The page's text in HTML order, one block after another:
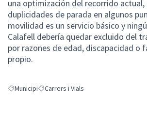
una optimización del recorrido
duplicidades de parada en algunos
movilidad es un servicio básico y
Calafell debería quedar excluido del
por razones de edad, discapacidad o
propio.
Resultats en filtrar per: Municipi
MunicipiResultats en filtrar per: Carrers i Vials
Carrers i Vials